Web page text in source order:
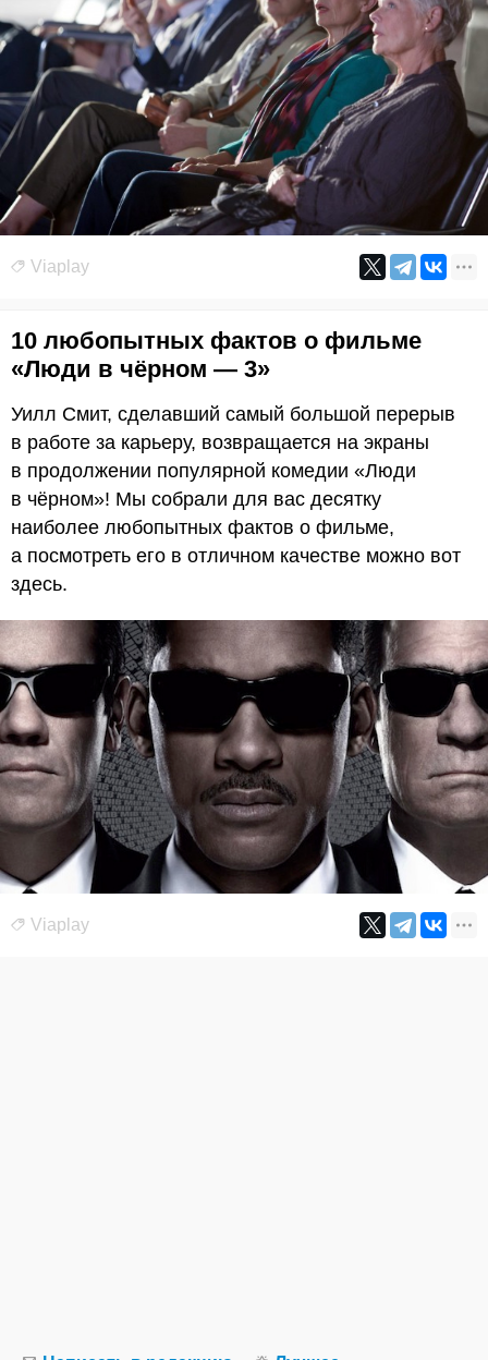
Viaplay
10 любопытных фактов о фильме
«Люди в чёрном — 3»
Уилл Смит, сделавший самый большой перерыв
в работе за карьеру, возвращается на экраны
в продолжении популярной комедии «Люди
в чёрном»! Мы собрали для вас десятку
наиболее любопытных фактов о фильме,
а посмотреть его в отличном качестве можно вот
здесь.
Viaplay